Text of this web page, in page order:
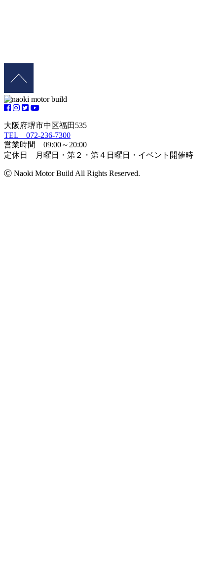
大阪府堺市中区福田535
TEL 072-236-7300
営業時間 09:00～20:00
定休日 月曜日・第２・第４日曜日・イベント開催時
Ⓒ Naoki Motor Build All Rights Reserved.